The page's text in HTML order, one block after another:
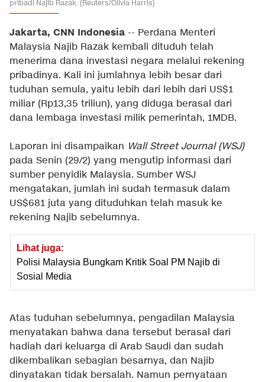
pribadi Najib Razak. (Reuters/Olivia Harris)
Jakarta, CNN Indonesia -- Perdana Menteri
Malaysia Najib Razak kembali dituduh telah
menerima dana investasi negara melalui rekening
pribadinya. Kali ini jumlahnya lebih besar dari
tuduhan semula, yaitu lebih dari lebih dari US$1
miliar (Rp13,35 triliun), yang diduga berasal dari
dana lembaga investasi milik pemerintah, 1MDB.
Laporan ini disampaikan Wall Street Journal (WSJ)
pada Senin (29/2) yang mengutip informasi dari
sumber penyidik Malaysia. Sumber WSJ
mengatakan, jumlah ini sudah termasuk dalam
US$681 juta yang dituduhkan telah masuk ke
rekening Najib sebelumnya.
Lihat juga:
Polisi Malaysia Bungkam Kritik Soal PM Najib di
Sosial Media
Atas tuduhan sebelumnya, pengadilan Malaysia
menyatakan bahwa dana tersebut berasal dari
hadiah dari keluarga di Arab Saudi dan sudah
dikembalikan sebagian besarnya, dan Najib
dinyatakan tidak bersalah. Namun pernyataan